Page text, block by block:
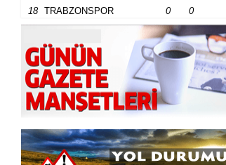
18
TRABZONSPOR 0 0